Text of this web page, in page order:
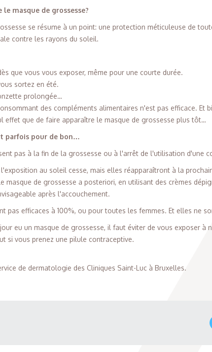
masque de grossesse?
se résume à un point: une protection méticuleuse de
contre les rayons du soleil.
que vous vous exposer, même pour une courte durée.
sortez en été.
prolongée…
des compléments alimentaires n'est pas efficace. Et
effet que de faire apparaître le masque de grossesse plus tôt…
parfois pour de bon…
pas à la fin de la grossesse ou à l'arrêt de l'utilisation d'une
au soleil cesse, mais elles réapparaîtront à la
masque de grossesse a posteriori, en utilisant des crèmes
après l'accouchement.
pas efficaces à 100%, ou pour toutes les femmes. Et elles ne
eu un masque de grossesse, il faut éviter de vous exposer à
si vous prenez une pilule contraceptive.
de dermatologie des Cliniques Saint-Luc à Bruxelles.